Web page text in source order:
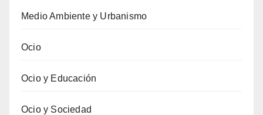
Medio Ambiente y Urbanismo
Ocio
Ocio y Educación
Ocio y Sociedad